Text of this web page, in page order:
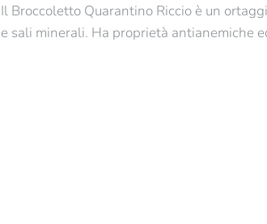
Il Broccoletto Quarantino Riccio è un
e sali minerali. Ha proprietà antianemiche